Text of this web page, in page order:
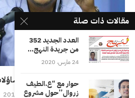
هكذا تفاعل “الونخاري” مع
12 يناير، 2018
مقالات ذات صلة
العدد الجديد 352
من جريدة النهج...
24 مارس، 2020
حوار مع “ع.الطيف
زروال”حول مشروع